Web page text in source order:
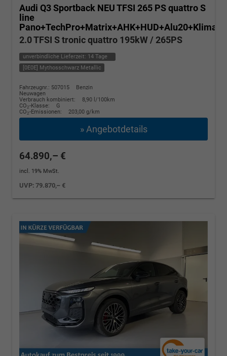
Audi Q3 Sportback NEU TFSI 265 PS quattro S
line
2.0 TFSI S tronic quattro 195kW / 265PS
unverbindliche Lieferzeit: 14 Tage
[0E0E] Mythosschwarz Metallic
Fahrzeugnr.: 507015
Benzin
Neuwagen
Verbrauch kombiniert:
8,90 l/100km
CO2-Klasse:
G
CO2-Emissionen: 203,00 g/km
» Angebotdetails
64.890,– €
incl. 19% MwSt.
UVP:79.870,– €